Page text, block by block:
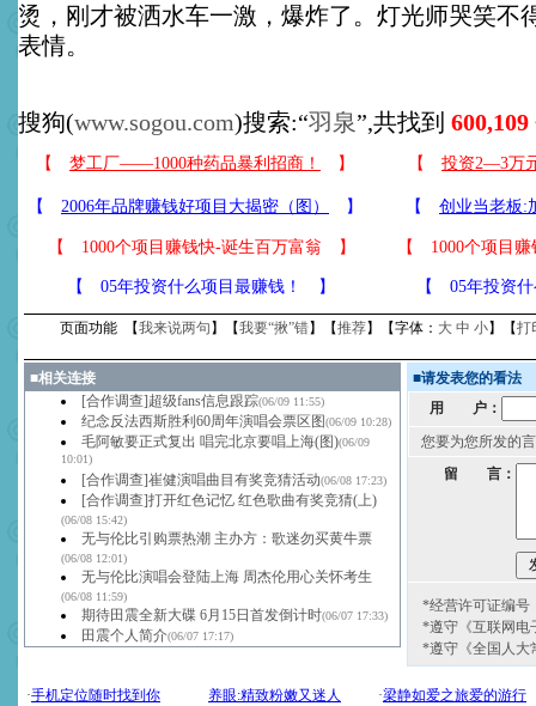
烫，刚才被洒水车一激，爆炸了。灯光师哭笑不
表情。
搜狗(www.sogou.com)搜索:“羽泉”,共找到 600,109
【 1000个项目赚钱快-诞生百万富翁 】
【 05年投资什么项目最赚钱！ 】
【 1000个项目
【 05年投资
页面功能 【我来说两句 】【我要“揪”错】【推荐】【字体： 大 中 小】【打
■相关连接
[合作调查]超级fans信息跟踪(06/09 11:55)
纪念反法西斯胜利60周年演唱会票区图(06/09 10:28)
毛阿敏要正式复出 唱完北京要唱上海(图)(06/09
10:01)
[合作调查]崔健演唱曲目有奖竞猜活动(06/08 17:23)
[合作调查]打开红色记忆 红色歌曲有奖竞猜(上)
(06/08 15:42)
无与伦比引购票热潮 主办方：歌迷勿买黄牛票
(06/08 12:01)
无与伦比演唱会登陆上海 周杰伦用心关怀考生
(06/08 11:59)
期待田震全新大碟 6月15日首发倒计时(06/07 17:33)
田震个人简介(06/07 17:17)
■请发表您的看法
用 户：
您要为您所发的
留 言：
*经营许可证编号
*遵守《互联网电
*遵守《全国人大